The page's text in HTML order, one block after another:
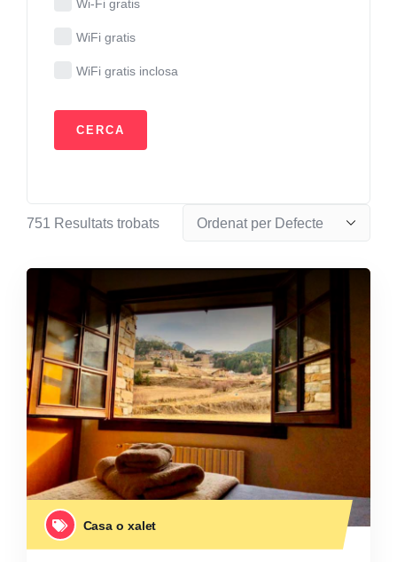
Wi-Fi gratis
WiFi gratis
WiFi gratis inclosa
751 Resultats trobats
Casa o xalet